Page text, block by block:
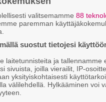
valitsemamme 88
paremman
suostut tietojesi
laitetunnisteita ja
sivuista, joilla vierailit, IP-
yksityiskohtaisesti
välilehdellä. Hylkääminen voi